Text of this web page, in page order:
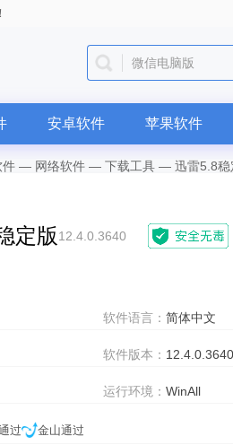
微信电脑版
安卓软件 苹果软件
件 — 网络软件 — 下载工具 — 迅雷5.8稳
定版12.4.0.3640
软件语言：简体中文
软件版本： 12.4.0.3640
运行环境：WinAll
过 金山通过